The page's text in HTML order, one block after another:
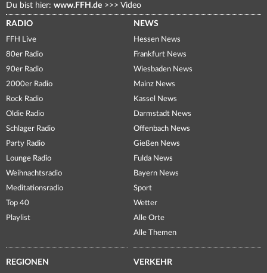
Du bist hier: www.FFH.de >>> Video
RADIO
FFH Live
80er Radio
90er Radio
2000er Radio
Rock Radio
Oldie Radio
Schlager Radio
Party Radio
Lounge Radio
Weihnachtsradio
Meditationsradio
Top 40
Playlist
NEWS
Hessen News
Frankfurt News
Wiesbaden News
Mainz News
Kassel News
Darmstadt News
Offenbach News
Gießen News
Fulda News
Bayern News
Sport
Wetter
Alle Orte
Alle Themen
REGIONEN VERKEHR